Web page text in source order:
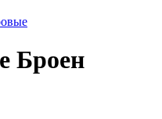
Броен